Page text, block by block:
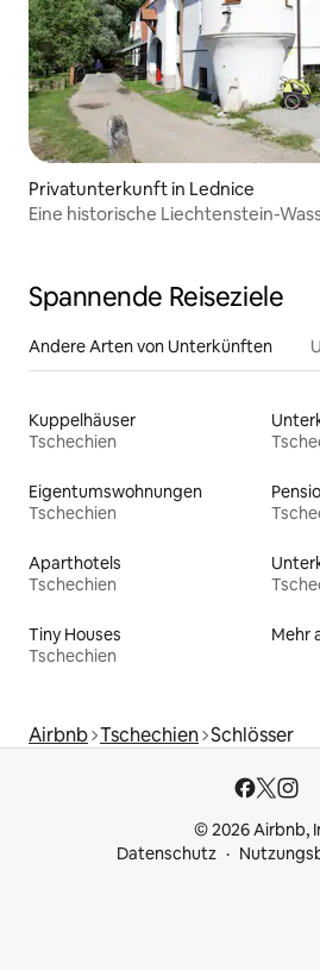
Privatunterkunft in Lednice
Eine historische Liechtenstein-
Spannende Reiseziele
Andere Arten von Unterkünften
Kuppelhäuser
Tschechien
Eigentumswohnungen
Tschechien
Aparthotels
Tschechien
Tiny Houses
Tschechien
Mehr
Airbnb Tschechien Schlösser
© 2026 Airbnb,
Datenschutz